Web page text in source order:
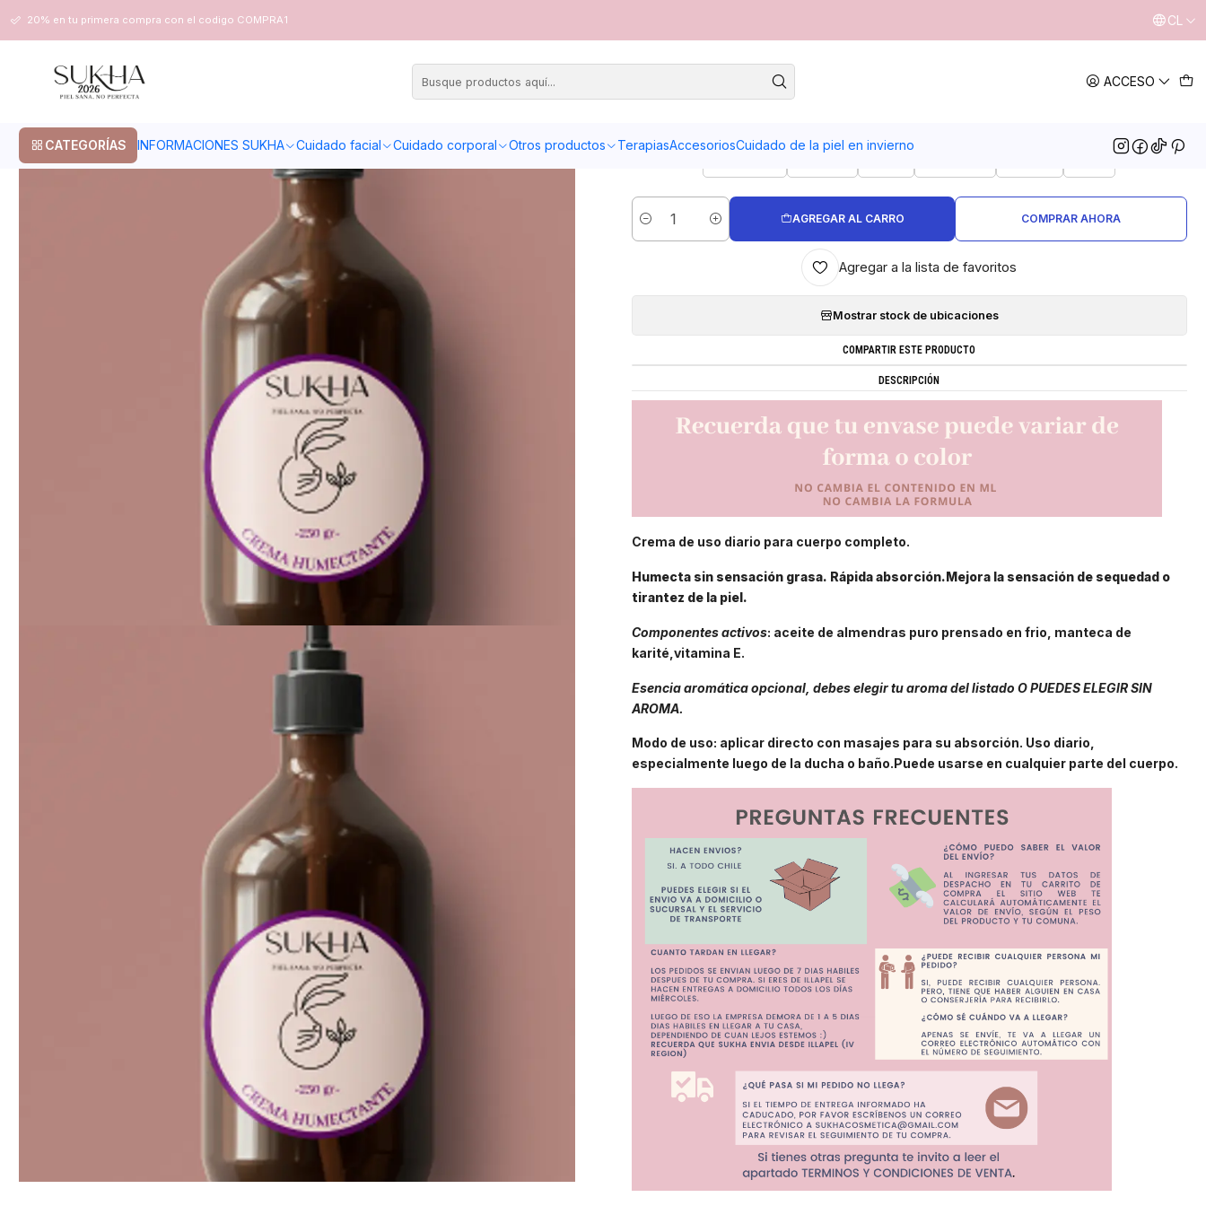
ACCESO
CATEGORÍAS INFORMACIONES SUKHA Cuidado facial Cuidado corporal Otros productos TerapiasAccesoriosCuidado de la piel en invierno
20% en tu primera compra con el codigo COMPRA1 CL
Inicio Cuidado corporal Cremas Crema corporal humectante
Crema corporal humectante
AROMA
Cantidad
AGREGAR AL CARRO COMPRAR AHORA
Agregar a la lista de favoritos
Mostrar stock de ubicaciones
COMPARTIR ESTE PRODUCTO
DESCRIPCIÓN
Crema de uso diario para cuerpo completo.
Humecta sin sensación grasa. Rápida absorción.Mejora la sensación de sequedad o
tirantez de la piel.
Componentes activos: aceite de almendras puro prensado en frio, manteca de
karité,vitamina E.
Esencia aromática opcional, debes elegir tu aroma del listado O PUEDES ELEGIR SIN
AROMA.
Modo de uso: aplicar directo con masajes para su absorción. Uso diario,
especialmente luego de la ducha o baño.Puede usarse en cualquier parte del cuerpo.